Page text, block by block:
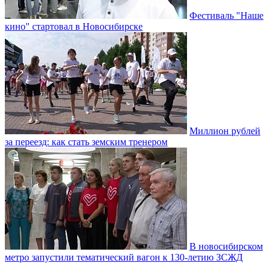
Фестиваль "Наше
кино" стартовал в Новосибирске
Миллион рублей
за переезд: как стать земским тренером
В новосибирском
метро запустили тематический вагон к 130-летию ЗСЖД